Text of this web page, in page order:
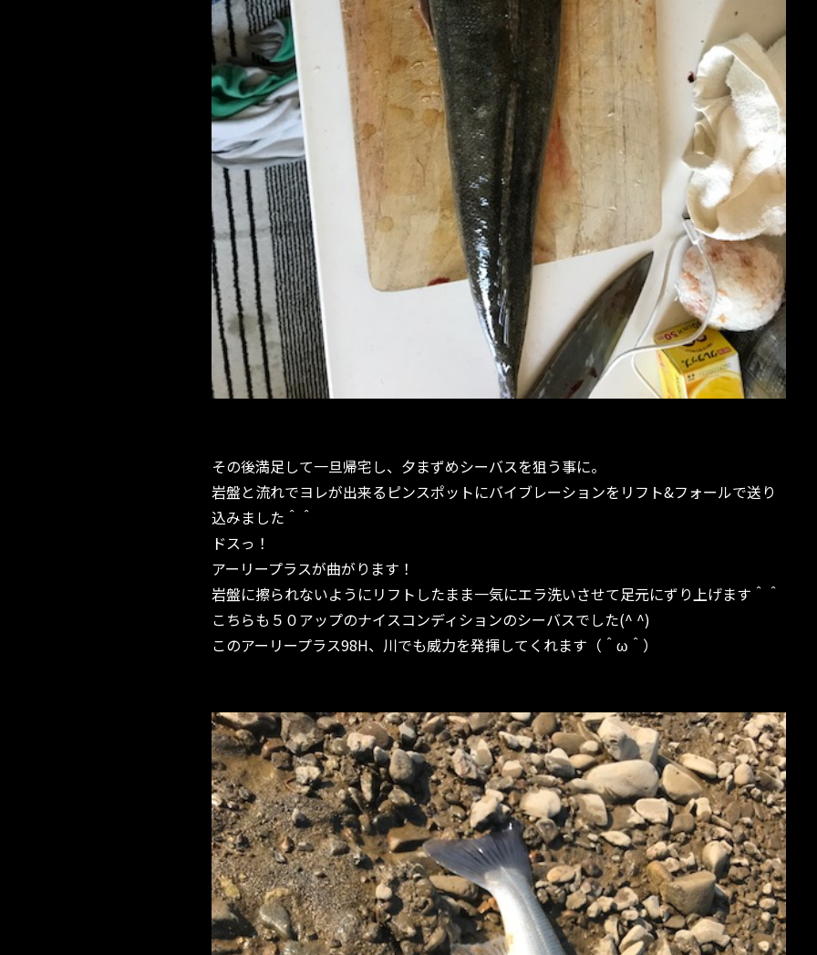
その後満足して一旦帰宅し、夕まずめシーバスを狙う事に。
岩盤と流れでヨレが出来るピンスポットにバイブレーションをリフト&フォールで送り
込みました＾＾
ドスっ！
アーリープラスが曲がります！
岩盤に擦られないようにリフトしたまま一気にエラ洗いさせて足元にずり上げます＾＾
こちらも５０アップのナイスコンディションのシーバスでした(^ ^)
このアーリープラス98H、川でも威力を発揮してくれます（＾ω＾）